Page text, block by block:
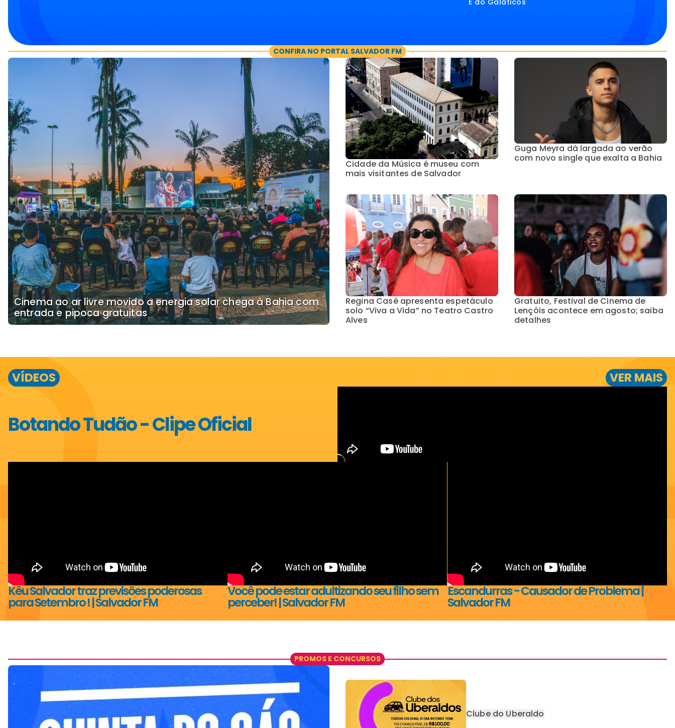
CONFIRA NO PORTAL SALVADOR FM
Cinema ao ar livre movido a energia solar chega à Bahia com
entrada e pipoca gratuitas
Cidade da Música é museu com
mais visitantes de Salvador
Guga Meyra dá largada ao verão
com novo single que exalta a Bahia
Regina Casé apresenta espetáculo
solo “Viva a Vida” no Teatro Castro
Alves
Gratuito, Festival de Cinema de
Lençóis acontece em agosto; saiba
detalhes
VÍDEOS VER MAIS
Botando Tudão - Clipe Oficial
Kêu Salvador traz previsões poderosas
para Setembro ! | Salvador FM
Você pode estar adultizando seu filho sem
perceber! | Salvador FM
Escandurras - Causador de Problema |
Salvador FM
PROMOS E CONCURSOS
Clube do Uberaldo